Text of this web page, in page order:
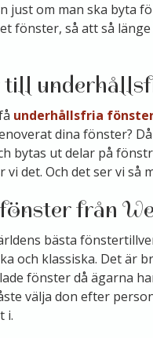
just om man ska byta
fönster, så att så
underhållsfria
dina fönster?
bytas ut delar på
det. Och det ser vi så
från
bästa
och klassiska. Det är
fönster då ägarna
välja don efter
i.